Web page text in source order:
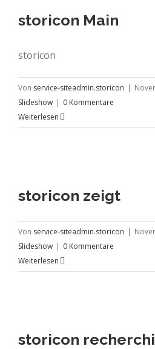
storicon Main
storicon
Von service-siteadmin.storicon |
Slideshow | 0 Kommentare
Weiterlesen
storicon zeigt
Von service-siteadmin.storicon |
Slideshow | 0 Kommentare
Weiterlesen
storicon